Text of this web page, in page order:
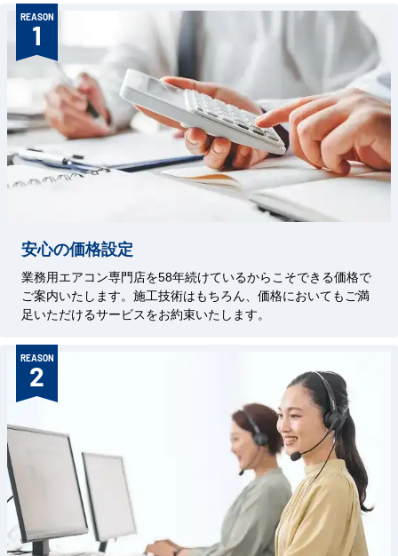
REASON
1
安心の価格設定
業務用エアコン専門店を58年続けているからこそできる価格で
ご案内いたします。施工技術はもちろん、価格においてもご満
足いただけるサービスをお約束いたします。
REASON
2